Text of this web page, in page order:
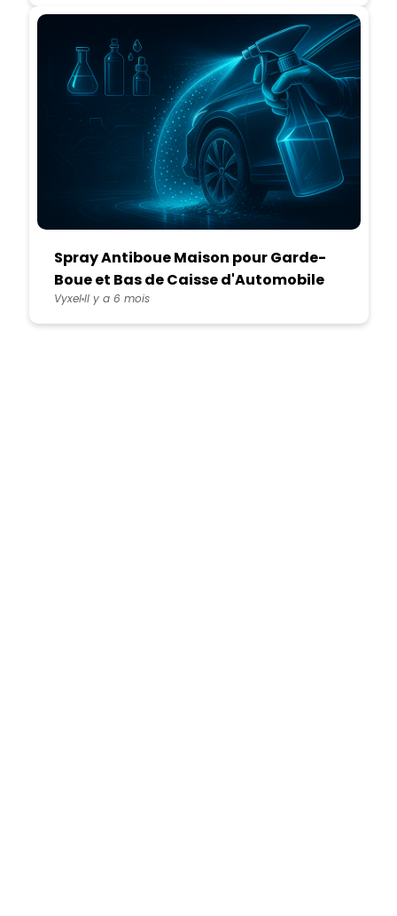
Spray Antiboue Maison pour Garde-
Boue et Bas de Caisse d'Automobile
VyxelIl y a 6 mois